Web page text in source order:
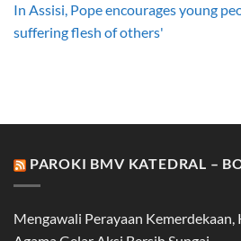
In Assisi, Pope encourages young
suffering flesh of others'
PAROKI BMV KATEDRAL –
Mengawali Perayaan